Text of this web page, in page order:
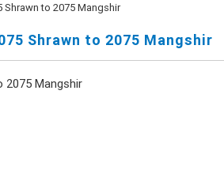
Shrawn to 2075 Mangshir
Shrawn to 2075 Mangshir
2075 Mangshir